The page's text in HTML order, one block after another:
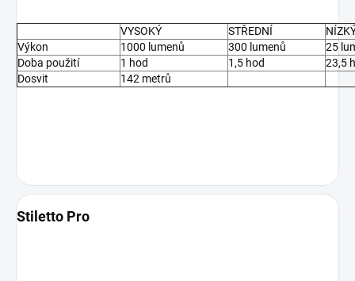
VYSOKÝ STŘEDNÍ
Výkon
1000 lumenů 300 lumenů
25
Doba použití
1 hod 1,5 hod
23,5
Dosvit
142 metrů
Stiletto Pro